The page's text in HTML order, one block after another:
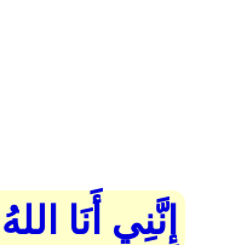
إِنَّنِي أَنَا